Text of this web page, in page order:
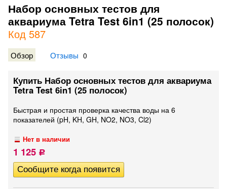
Набор основных тестов для
аквариума Tetra Test 6in1 (25 полосок)
Код 587
Обзор Отзывы 0
Купить Набор основных тестов для аквариума
Tetra Test 6in1 (25 полосок)
Быстрая и простая проверка качества воды на 6
показателей (pH, KH, GH, NO2, NO3, Cl2)
Нет в наличии
1 125 Р